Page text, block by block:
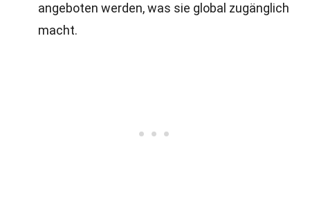
angeboten werden, was sie global zugänglich
macht.